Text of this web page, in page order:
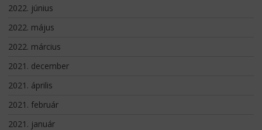
2022. június
2022. május
2022. március
2021. december
2021. április
2021. február
2021. január